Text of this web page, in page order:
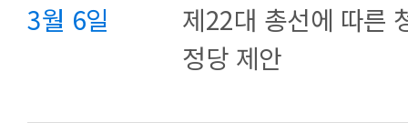
3월 6일
제22대 총선에 따른
정당 제안